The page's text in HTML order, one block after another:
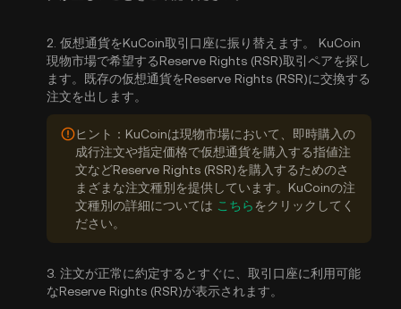
2. 仮想通貨をKuCoin取引口座に振り替えます。 KuCoin
現物市場で希望するReserve Rights (RSR)取引ペアを探し
ます。既存の仮想通貨をReserve Rights (RSR)に交換する
注文を出します。
ヒント：KuCoinは現物市場において、即時購入の
成行注文や指定価格で仮想通貨を購入する指値注
文などReserve Rights (RSR)を購入するためのさ
まざまな注文種別を提供しています。KuCoinの注
文種別の詳細については こちらをクリックしてく
ださい。
3. 注文が正常に約定するとすぐに、取引口座に利用可能
なReserve Rights (RSR)が表示されます。